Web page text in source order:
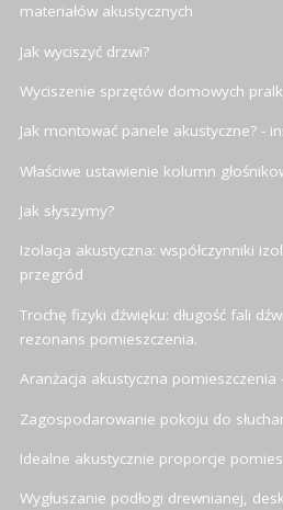
materiałów akustycznych
Jak wyciszyć drzwi?
Wyciszenie sprzętów domowych
Jak montować panele akustyczne? -
Właściwe ustawienie kolumn
Jak słyszymy?
Izolacja akustyczna: współczynniki
przegród
Trochę fizyki dźwięku: długość fali
rezonans pomieszczenia.
Aranżacja akustyczna pomieszczenia -
Zagospodarowanie pokoju do
Idealne akustycznie proporcje
Wygłuszanie podłogi drewnianej,